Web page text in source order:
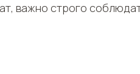
важно строго